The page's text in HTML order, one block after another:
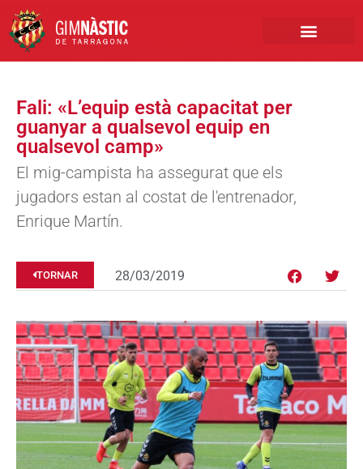
Fali: «L’equip està capacitat per
guanyar a qualsevol equip en
qualsevol camp»
El mig-campista ha assegurat que els
jugadors estan al costat de l'entrenador,
Enrique Martín.
TORNAR 28/03/2019